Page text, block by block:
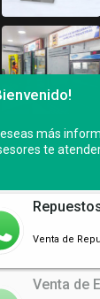
callejon
al 6 - Gye, Ec
más
te
Venta de
Venta de